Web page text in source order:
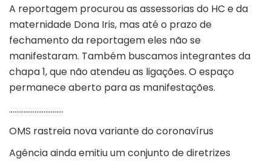
A reportagem procurou as assessorias do HC e da
maternidade Dona Iris, mas até o prazo de
fechamento da reportagem eles não se
manifestaram. Também buscamos integrantes da
chapa 1, que não atendeu as ligações. O espaço
permanece aberto para as manifestações.
…………………………
OMS rastreia nova variante do coronavírus
Agência ainda emitiu um conjunto de diretrizes